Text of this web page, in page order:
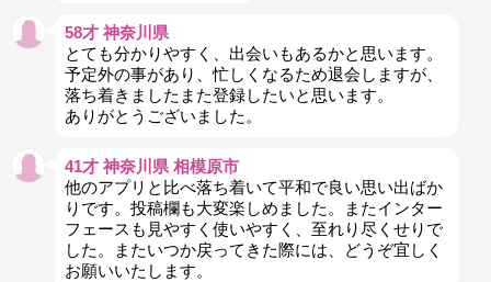
58才 神奈川県
とても分かりやすく、出会いもあるかと思います。
予定外の事があり、忙しくなるため退会しますが、
落ち着きましたまた登録したいと思います。
ありがとうございました。
41才 神奈川県 相模原市
他のアプリと比べ落ち着いて平和で良い思い出ばか
りです。投稿欄も大変楽しめました。またインター
フェースも見やすく使いやすく、至れり尽くせりで
した。またいつか戻ってきた際には、どうぞ宜しく
お願いいたします。